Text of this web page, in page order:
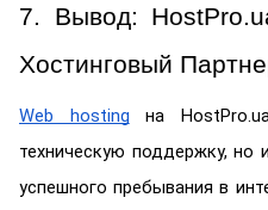
7. Вывод:
Хостинговый
Web hosting на
техническую поддержку, но
успешного пребывания в